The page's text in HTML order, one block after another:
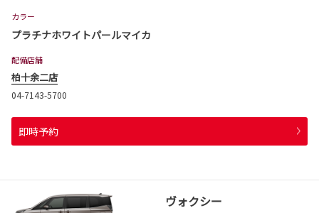
カラー
プラチナホワイトパールマイカ
配備店舗
柏十余二店
04-7143-5700
即時予約
ヴォクシー